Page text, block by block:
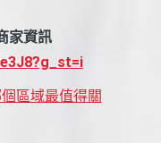
家資訊
區域最值得關